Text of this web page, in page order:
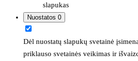
slapukas
Nuostatos 0
Dėl nuostatų slapukų svetainė
priklauso svetainės veikimas ir